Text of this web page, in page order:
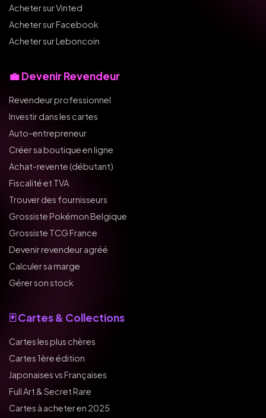
Acheter sur Vinted
Acheter sur Facebook
Acheter sur Leboncoin
💼 Devenir Revendeur
Revendeur professionnel
Investir dans les cartes
Auto-entrepreneur
Créer sa boutique en ligne
Achat-revente (débutant)
Fiscalité et TVA
Trouver des fournisseurs
Grossiste Pokémon Belgique
Grossiste TCG France
Devenir revendeur agréé
Calculer sa marge
Gérer son stock
🃏 Cartes & Collections
Cartes les plus chères
Cartes 1ère édition
Japonaises vs Françaises
Full Art & Secret Rare
Cartes à acheter en 2025